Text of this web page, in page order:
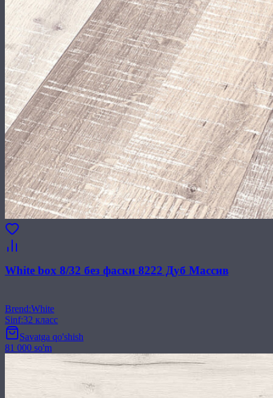
White box 8/32 без фаски 8222 Дуб Массив
Brend:White
Sinf:32 класс
Savatga qo'shish
81 000 so'm